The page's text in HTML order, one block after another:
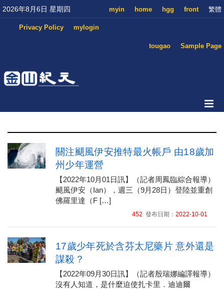
2026年8月6日 星期四 繁體
front
hgg
home
myin
mylogin
Privacy Policy
Sample Page
tougao
關注颶風伊安推特最火帳戶 由18歲加
州少年運營
【2022年10月01日訊】（記者周鳳臨綜合報導）
颶風伊安（Ian），週三（9月28日）登陸並重創
佛羅里達（F […]
452 發布日期： 2022-10-01
17歲少年死於含芬太尼藥片 意外還是
謀殺？
【2022年09月30日訊】（記者殷瑞娜編譯報導）
沒有人知道，是什麼迫使扎卡里．迪迪爾